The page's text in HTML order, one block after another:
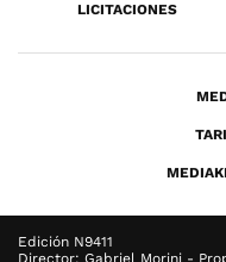
LICITACIONES
Edición N9411
Director: Gabriel Morini -